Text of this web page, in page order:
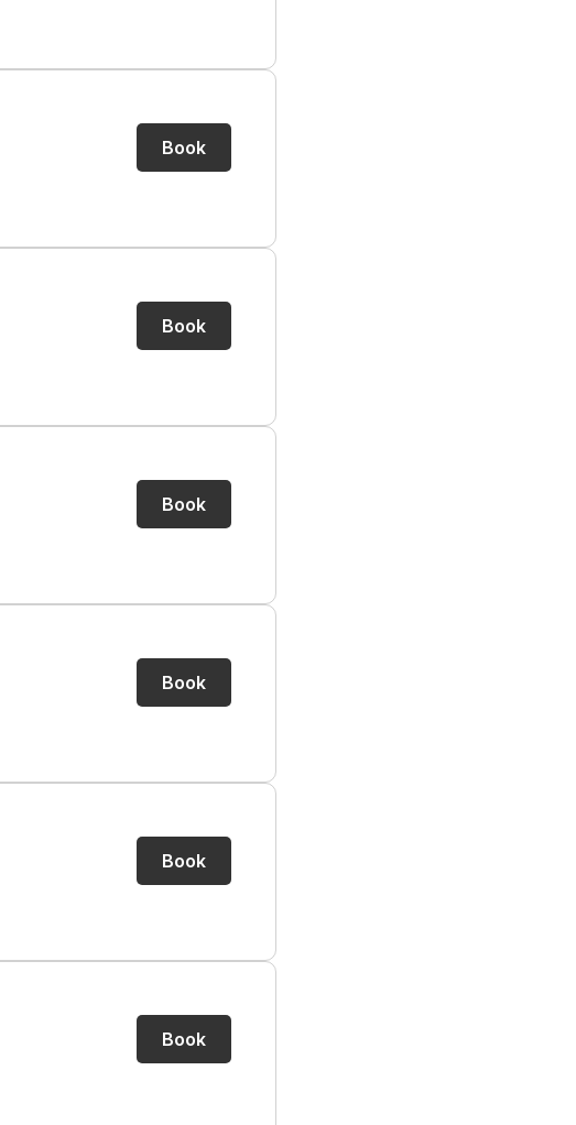
Book
Book
Book
Book
Book
Book